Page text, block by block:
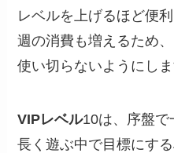
レベルを上げるほど便
週の消費も増えるため
使い切らないようにしま
VIPレベル10は、序盤で
長く遊ぶ中で目標にする